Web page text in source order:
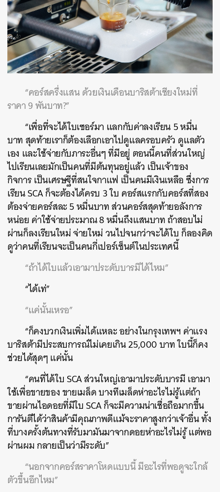
“คอร์สครึ่งแสน ด้วยเงินเดือนบาริสต้าเชียงใหม่ที่
ราคา 9 พันบาท?”
“เพื่อที่จะได้ใบเซอร์มา แลกกับค่าลงเรียน 5 หมื่น
บาท สุดท้ายเราก็ต้องเลือกเอาไปดูแลครอบครัว ดูแลตัว
เอง และใช้จ่ายกับภาระอื่นๆ ที่มีอยู่ ตอนนี้คนที่ส่วนใหญ่
ไปเรียนเลยมักเป็นคนที่มีต้นทุนอยู่แล้ว เป็นเจ้าของ
กิจการ เป็นเศรษฐีที่สนใจกาแฟ เป็นคนมีเงินเหลือ ซึ่งการ
เรียน SCA ก็จะต้องได้ครบ 3 ใบ คอร์สแรกกับคอร์สที่สอง
ต้องจ่ายคอร์สละ 5 หมื่นบาท ส่วนคอร์สสุดท้ายอลังการ
หน่อย ค่าใช้จ่ายประมาณ 8 หมื่นถึงแสนบาท ถ้าสอบไม่
ผ่านก็ลงเรียนใหม่ จ่ายใหม่ วนไปจนกว่าจะได้ใบ ก็ลองคิด
ดูว่าคนที่เรียนจะเป็นคนกี่เปอร์เซ็นต์ในประเทศนี้
“ถ้าได้ใบแล้วเอามาประดับบารมีได้ไหม”
“ได้เท่”
“แค่นั้นเหรอ”
“ก็คงบวกเงินเพิ่มได้แหละ อย่างในกรุงเทพฯ ค่าแรง
บาริสต้ามีประสบการณ์ไม่เคยเกิน 25,000 บาท ใบนี้ก็คง
ช่วยได้สุดๆ แค่นั้น
“คนที่ได้ใบ SCA ส่วนใหญ่เอามาประดับบารมี เอามา
ใช้เพื่อขายของ ขายเมล็ด บางทีเมล็ดห่าอะไรไม่รู้แต่ถ้า
ขายผ่านไอดอยที่มีใบ SCA ก็จะมีความน่าเชื่อถือมากขึ้น
การันตีได้ว่าสินค้ามีคุณภาพดีแม้จะราคาสูงกว่าเจ้าอื่น ทั้ง
ที่บางครั้งต้นทางที่รับมามันมาจากดอยห่าอะไรไม่รู้ แต่พอ
ผ่านผม กลายเป็นว่ามีระดับ”
“นอกจากคอร์สราคาโหดแบบนี้ มีอะไรที่พอดูจะใกล้
ตัวขึ้นอีกไหม”